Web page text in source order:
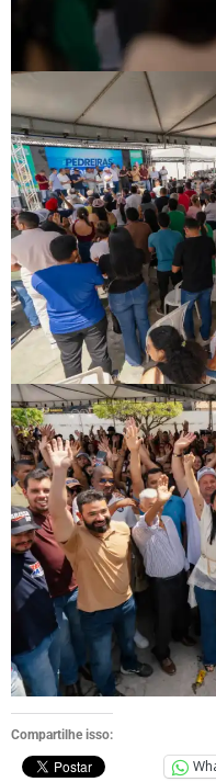
Compartilhe isso: